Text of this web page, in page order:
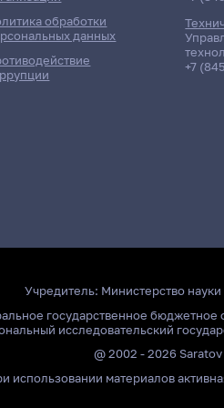
обработки
данных
+7
Учредитель: Министерство
государственное
исследовательский
@ 2002 - 2026
использовании материалов